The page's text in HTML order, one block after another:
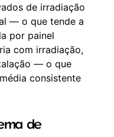
de irradiação
— o que tende a
por painel
com irradiação,
— o que
consistente
de